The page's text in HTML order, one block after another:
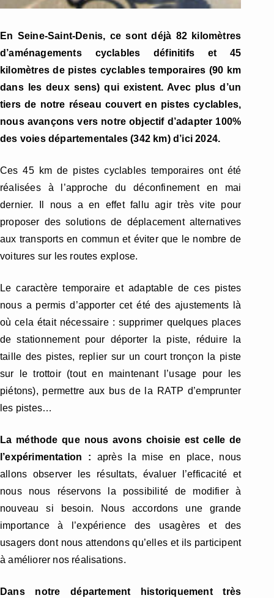
En Seine-Saint-Denis, ce sont déjà 82 kilomètres
d’aménagements cyclables définitifs et 45
kilomètres de pistes cyclables temporaires (90 km
dans les deux sens) qui existent. Avec plus d’un
tiers de notre réseau couvert en pistes cyclables,
nous avançons vers notre objectif d’adapter 100%
des voies départementales (342 km) d’ici 2024.
Ces 45 km de pistes cyclables temporaires ont été
réalisées à l’approche du déconfinement en mai
dernier. Il nous a en effet fallu agir très vite pour
proposer des solutions de déplacement alternatives
aux transports en commun et éviter que le nombre de
voitures sur les routes explose.
Le caractère temporaire et adaptable de ces pistes
nous a permis d’apporter cet été des ajustements là
où cela était nécessaire : supprimer quelques places
de stationnement pour déporter la piste, réduire la
taille des pistes, replier sur un court tronçon la piste
sur le trottoir (tout en maintenant l’usage pour les
piétons), permettre aux bus de la RATP d’emprunter
les pistes…
La méthode que nous avons choisie est celle de
l’expérimentation : après la mise en place, nous
allons observer les résultats, évaluer l’efficacité et
nous nous réservons la possibilité de modifier à
nouveau si besoin. Nous accordons une grande
importance à l’expérience des usagères et des
usagers dont nous attendons qu’elles et ils participent
à améliorer nos réalisations.
Dans notre département historiquement très